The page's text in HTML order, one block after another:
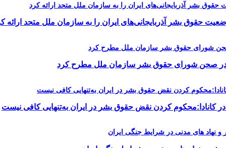
حقوق بشر آذربایجانی‌های ایران را به سازمان ملل متحد ارائه
در صحن شورای حقوق بشر سازمان ملل مطرح کرد
کانادا:محکوم کردن نقض حقوق بشر در ایران به‌تنهایی کافی نیست